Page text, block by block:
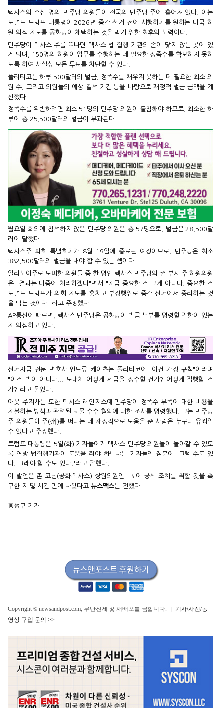
텍사스의 수십 명의 민주당 의원들이 전국의 민주당 주에 흩어져 있다. 이는
도널드 트럼프 대통령이 2026년 중간 선거 전에 시행하기를 원하는 미국 하
원 의석 지도를 공화당이 채택하는 것을 막기 위한 최후의 노력이다.
민주당이 텍사스 주를 떠나면 텍사스 법 집행 기관의 손이 닿지 않는 곳에 있
게 되며, 150명의 하원이 업무를 수행하는 데 필요한 정족수를 확보하지 못하
도록 하여 사실상 모든 투표를 차단할 수 있다.
폴리티코는 하루 500달러의 벌금, 정족수를 채우지 못하는 데 필요한 최소 의
원 수, 그리고 의원들의 예상 결석 기간 등을 바탕으로 재정적 벌금 금액을 계
산했다.
정족수를 위반하려면 최소 51명의 민주당 의원이 불참해야 하므로, 최소한 하
루에 총 25,500달러의 벌금이 부과된다.
월요일 회의에 참석하지 않은 민주당 의원은 총 57명으로, 벌금은 28,500달
러에 달했다.
텍사스주 의회 특별회기가 8월 19일에 종료될 예정이므로, 민주당은 최소
382,500달러의 벌금을 내야 할 수 있는 셈이다.
일리노이주로 도피한 의원들 중 한 명인 텍사스 민주당의 존 부시 주 하원의원
은 "결과는 나중에 처리하겠다"면서 "지금 중요한 건 그게 아니다. 중요한 건
도널드 트럼프가 의회 지도를 훔치고 부정행위로 중간 선거에서 증리하는 것
을 막는 것이다."라고 주장했다.
AP통신에 따르면, 텍사스 민주당은 공화당이 벌금 납부를 명령할 권한이 있는
지 의심하고 있다.
선거자금 전문 변호사 앤드류 케이츠는 폴리티코에 "이건 가정 규칙"이라며
"이건 법이 아니다... 도대체 어떻게 세금을 징수할 건가? 어떻게 집행할 건
가?"라고 물었다.
애봇 주지사는 도한 텍사스 레인저스에 민주당이 정족수 부족에 대한 비용을
지불하는 방식과 관련된 뇌물 수수 혐의에 대한 조사를 명령했다. 그는 민주당
주 의원들이 주(州)를 떠나는 데 재정적으로 도움을 준 사람은 누구나 유죄일
수 있다고 주장했다.
트럼프 대통령은 5일(화) 기자들에게 텍사스 민주당 의원들이 돌아갈 수 있도
록 연방 법집행기관이 도움을 줘야 하느냐는 기자들의 질문에 "그럴 수도 있
다. 그래야 할 수도 있다."라고 답했다.
이 발언은 존 코닌(공화·텍사스) 상원의원인 FBI에 공식 조치를 취할 것을 촉
구한 지 몇 시간 만에 나왔다고 뉴스맥스는 전했다.
홍성구 기자
Copyright © newsandpost.com, 무단전제 및 재배포를 금합니다. | 기사/사진/동
영상 구입 문의 >>